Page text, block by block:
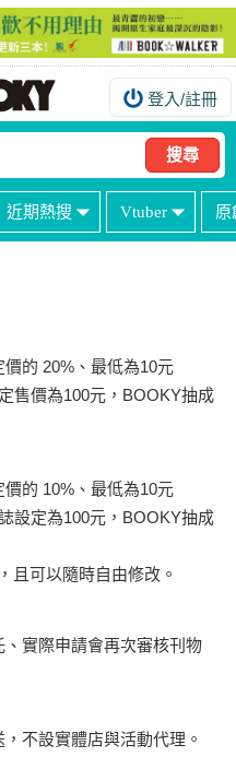
登入/註冊
搜尋
近期熱搜 Vtuber 原
價的 20%、最低為10元
售價為100元，BOOKY抽成
價的 10%、最低為10元
設定為100元，BOOKY抽成
且可以隨時自由修改。
實際申請會再次審核刊物
不設實體店與活動代理。